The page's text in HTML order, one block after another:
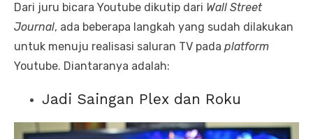
Dari juru bicara Youtube dikutip dari Wall Street
Journal, ada beberapa langkah yang sudah dilakukan
untuk menuju realisasi saluran TV pada platform
Youtube. Diantaranya adalah:
Jadi Saingan Plex dan Roku